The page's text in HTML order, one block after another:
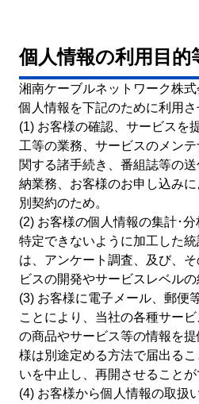
インターネッ
固定電話
SCNガス
SCNでんき
防犯カメラ
SCNについて
Q&A
個人情報の利用目的
湘南ケーブルネットワーク株式
個人情報を下記のために利用さ
(1) お客様の確認、サービスを
工等の業務、サービスのメン
関する諸手続き、番組誌等の
納業務、お客様のお申し込み
別契約のため。
(2) お客様の個人情報の集計･
特定できないように加工した
は、アンケート調査、及び、
ビスの開発やサービスレベルの
(3) お客様に電子メール、郵便
ことにより、当社の各種サー
の商品やサービス等の情報を
様は別途定める方法で届出る
いを中止し、再開させることが
(4) お客様から個人情報の取扱